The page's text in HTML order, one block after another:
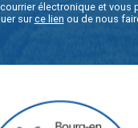
électronique et vous
surce lien ou de nous